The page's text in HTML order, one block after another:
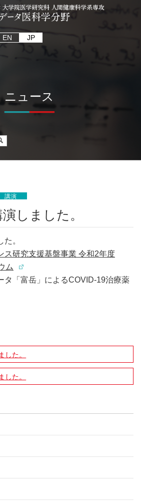
EN JP
ニュース
講演
演しました。
。
ス研究支援基盤事業 令和2年度
ム
タ「富岳」によるCOVID-19治療薬
した。
した。